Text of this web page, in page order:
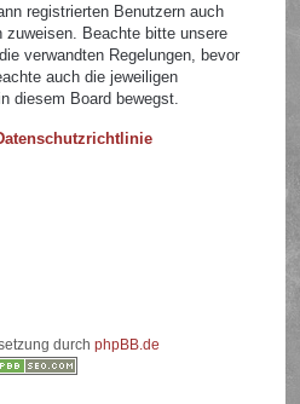
registrierten Benutzern auch
Beachte bitte unsere
verwandten Regelungen, bevor
auch die jeweiligen
diesem Board bewegst.
durch phpBB.de